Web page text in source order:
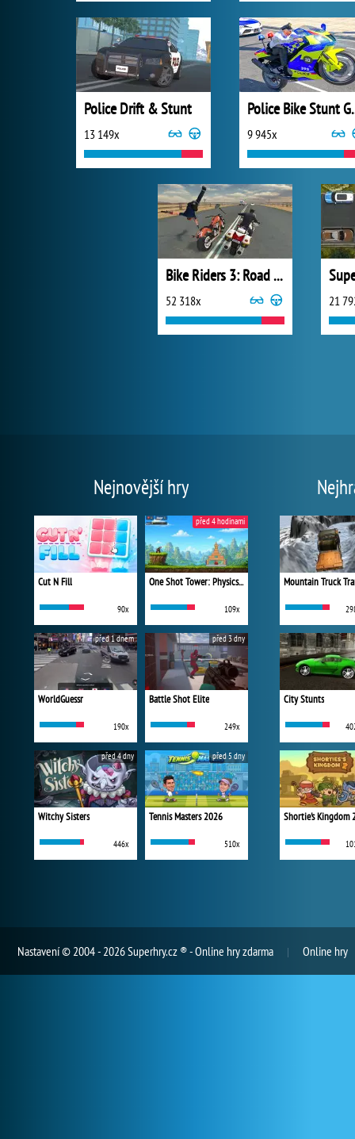
Police Drift & Stunt
13 149x 9 945x
Bike Riders 3: Road Rage
52 318x 21
Nejnovější hry
Cut N Fill
90x
One Shot Tower: Physics Destroyer
109x
před 4 hodinami
WorldGuessr
190x
před 1 dnem
Battle Shot Elite
249x
před 3 dny
Witchy Sisters
446x
před 4 dny
Tennis Masters 2026
510x
před 5 dny
Mountain Truck
City Stunts
Shortie's Kingdom
Nastavení© 2004 - 2026 Superhry.cz ® - Online hry zdarma Online hry